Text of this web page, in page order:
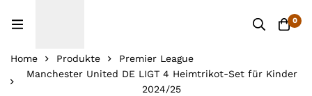
0
Home Produkte
Premier League
Manchester United DE LIGT 4 Heimtrikot-Set für Kinder
2024/25